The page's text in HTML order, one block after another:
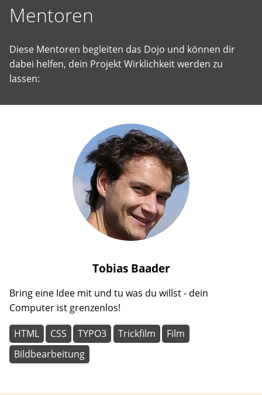
Mentoren
Diese Mentoren begleiten das Dojo und können dir
dabei helfen, dein Projekt Wirklichkeit werden zu
lassen:
Tobias Baader
Bring eine Idee mit und tu was du willst - dein
Computer ist grenzenlos!
HTML CSS TYPO3 Trickfilm
Film
Bildbearbeitung